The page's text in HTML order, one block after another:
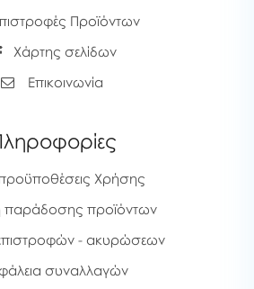
Προϊόντων
Χάρτης σελίδων
Επικοινωνία
Χρήσης
παράδοσης προϊόντων
επιστροφών - ακυρώσεων
συναλλαγών